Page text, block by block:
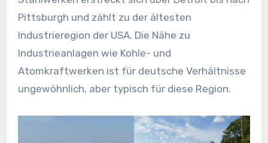
Pittsburgh und zählt zu der ältesten
Industrieregion der USA. Die Nähe zu
Industrieanlagen wie Kohle- und
Atomkraftwerken ist für deutsche Verhältnisse
ungewöhnlich, aber typisch für diese Region.